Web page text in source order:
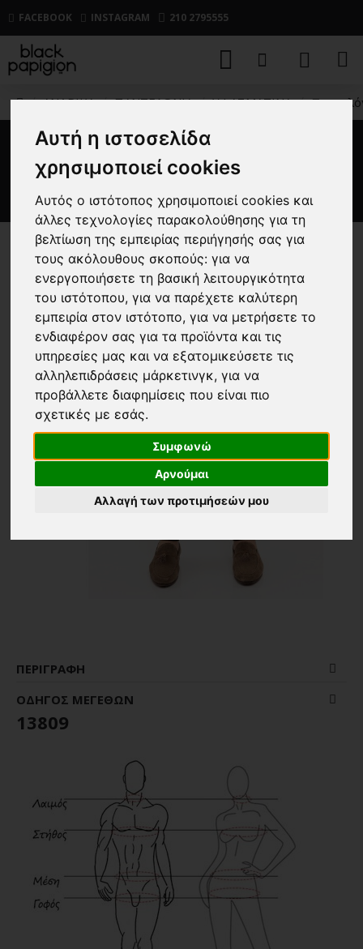
Αυτή η ιστοσελίδα
χρησιμοποιεί cookies
Αυτός ο ιστότοπος χρησιμοποιεί cookies και
άλλες τεχνολογίες παρακολούθησης για τη
βελτίωση της εμπειρίας περιήγησής σας για
τους ακόλουθους σκοπούς:για να
ενεργοποιήσετε τη βασική λειτουργικότητα
του ιστότοπου,για να παρέχετε καλύτερη
εμπειρία στον ιστότοπο,για να μετρήσετε το
ενδιαφέρον σας για τα προϊόντα και τις
υπηρεσίες μας και να εξατομικεύσετε τις
αλληλεπιδράσεις μάρκετινγκ,για να
προβάλλετε διαφημίσεις που είναι πιο
σχετικές με εσάς.
Συμφωνώ
Αρνούμαι
Αλλαγή των προτιμήσεών μου
FACEBOOK INSTAGRAM 210 2795555
ΑΝΔΡΙΚΑ ΠΑΝΤΕΛΟΝΙΑ ΥΦΑΣΜΑΤΙΝΑ
Παντελόνι Vittorio Como
μαύρο
ΠΕΡΙΓΡΑΦΉ
ΟΔΗΓΌΣ ΜΕΓΕΘΏΝ
13809